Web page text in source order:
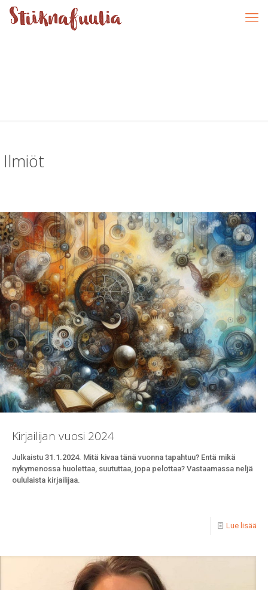
Ilmiöt
Kirjailijan vuosi 2024
Julkaistu 31.1.2024. Mitä kivaa tänä vuonna tapahtuu? Entä mikä
nykymenossa huolettaa, suututtaa, jopa pelottaa? Vastaamassa neljä
oululaista kirjailijaa.
Lue lisää